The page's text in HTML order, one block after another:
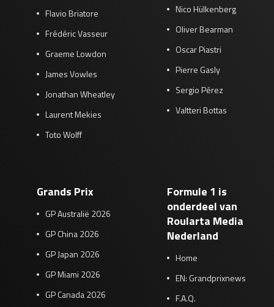
Flavio Briatore
Frédéric Vasseur
Graeme Lowdon
James Vowles
Jonathan Wheatley
Laurent Mekies
Toto Wolff
Nico Hülkenberg
Oliver Bearman
Oscar Piastri
Pierre Gasly
Sergio Pérez
Valtteri Bottas
Grands Prix
GP Australië 2026
GP China 2026
GP Japan 2026
GP Miami 2026
GP Canada 2026
Formule 1 is
onderdeel van
Roularta Media
Nederland
Home
EN: Grandprixnews
F.A.Q.